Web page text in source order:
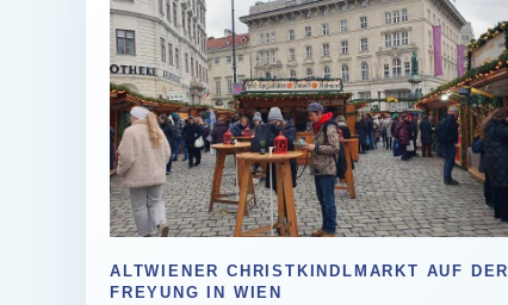
ALTWIENER CHRISTKINDLMARKT AUF DER
FREYUNG IN WIEN